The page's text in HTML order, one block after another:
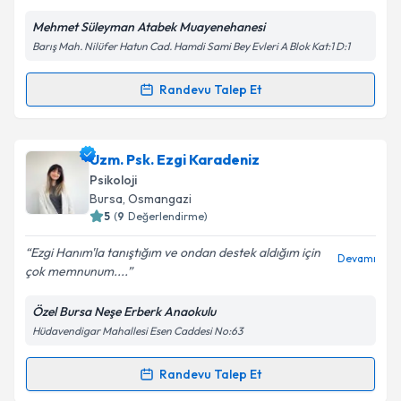
Kişisel verilerimin işlenmesine ilişkinAydınlatma
kapsamda işlenmesini kabul ediyorum.
Takvim Talebini Gönder
Mehmet Süleyman Atabek Muayenehanesi
Barış Mah. Nilüfer Hatun Cad. Hamdi Sami Bey Evleri A Blok Kat:1 D:1
Randevu Talep Et
Randevu Takvimi Talebi
Psk. Tuğba Toprakeş için randevu takvimi talebi
oluşturun. Size bu uzmandan randevu almanız için bir
takvim hazırlandığında e-posta ile bilgilendireceğiz.
Kişisel verilerimin işlenmesine ilişkin
Metni'ni okudum ve kişisel verilerimin belirtilen
kapsamda işlenmesini kabul ediyorum.
Uzm. Psk. Ezgi Karadeniz
Psikoloji
Bursa, Osmangazi
5 (9 Değerlendirme)
Ezgi Hanım'la tanıştığım ve ondan destek aldığım için
çok memnunum....
Devamı
Özel Bursa Neşe Erberk Anaokulu
Hüdavendigar Mahallesi Esen Caddesi No:63
Randevu Talep Et
Randevu Takvimi Talebi